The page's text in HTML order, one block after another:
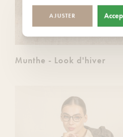
Munthe - Look d'hiver
AJUSTER